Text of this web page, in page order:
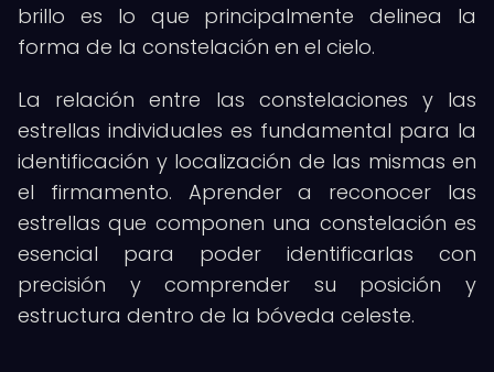
brillo es lo que principalmente delinea la
forma de la constelación en el cielo.
La relación entre las constelaciones y las
estrellas individuales es fundamental para la
identificación y localización de las mismas en
el firmamento. Aprender a reconocer las
estrellas que componen una constelación es
esencial para poder identificarlas con
precisión y comprender su posición y
estructura dentro de la bóveda celeste.